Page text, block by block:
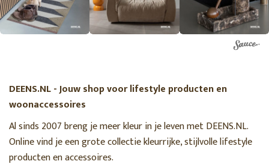
DEENS.NL - Jouw shop voor lifestyle producten en
woonaccessoires
Al sinds 2007 breng je meer kleur in je leven met DEENS.NL.
Online vind je een grote collectie kleurrijke, stijlvolle lifestyle
producten en accessoires.